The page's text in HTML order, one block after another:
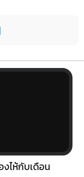
งไห้กับเดือน